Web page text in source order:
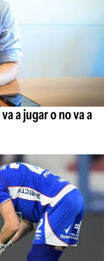
a jugar o no va a